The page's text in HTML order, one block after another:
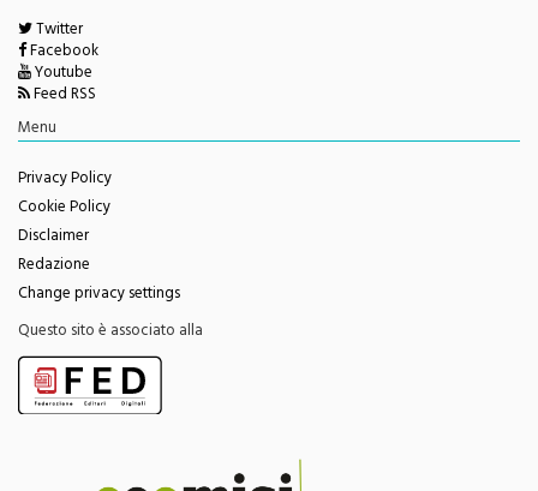
Twitter
Facebook
Youtube
Feed RSS
Menu
Privacy Policy
Cookie Policy
Disclaimer
Redazione
Change privacy settings
Questo sito è associato alla